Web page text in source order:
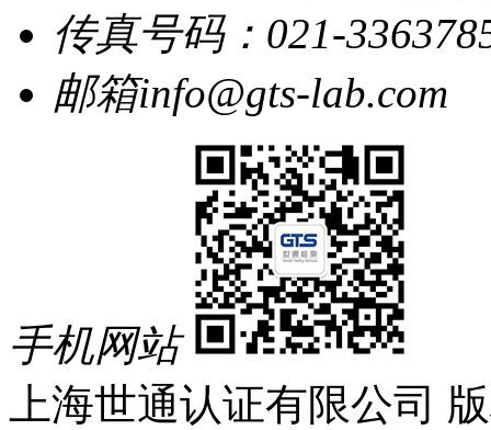
传真号码： 021-
邮箱info@gts-lab.com
手机网站
上海世通认证有限公司